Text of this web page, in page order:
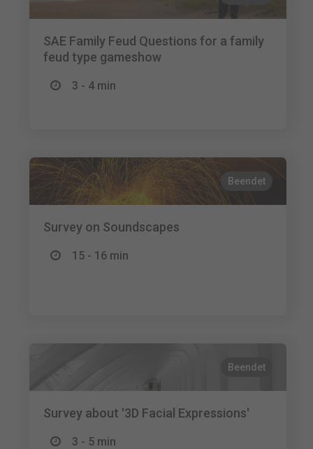
SAE Family Feud Questions for a family
feud type gameshow
3 - 4 min
Beendet
Survey on Soundscapes
15 - 16 min
Beendet
Survey about '3D Facial Expressions'
3 - 5 min